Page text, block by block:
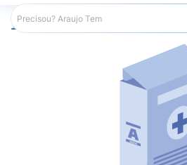
Araujo Medicamentos